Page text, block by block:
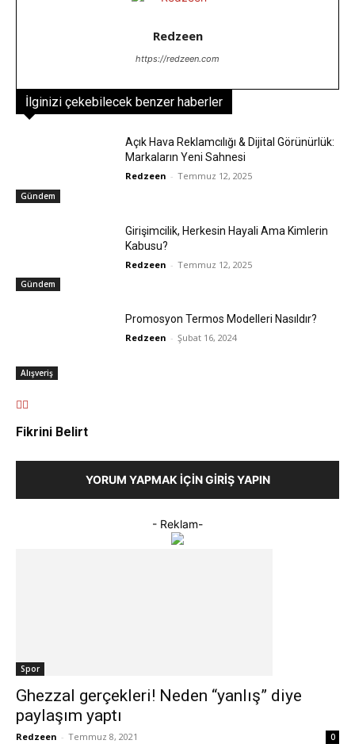
Redzeen
https://redzeen.com
İlginizi çekebilecek benzer haberler
Gündem
Açık Hava Reklamcılığı & Dijital Görünürlük:
Markaların Yeni Sahnesi
Redzeen - Temmuz 12, 2025
Gündem
Girişimcilik, Herkesin Hayali Ama Kimlerin
Kabusu?
Redzeen - Temmuz 12, 2025
Alışveriş
Promosyon Termos Modelleri Nasıldır?
Redzeen - Şubat 16, 2024
Fikrini Belirt
YORUM YAPMAK İÇIN GIRIŞ YAPIN
- Reklam-
Spor
Ghezzal gerçekleri! Neden “yanlış” diye
paylaşım yaptı
Redzeen - Temmuz 8, 2021 0